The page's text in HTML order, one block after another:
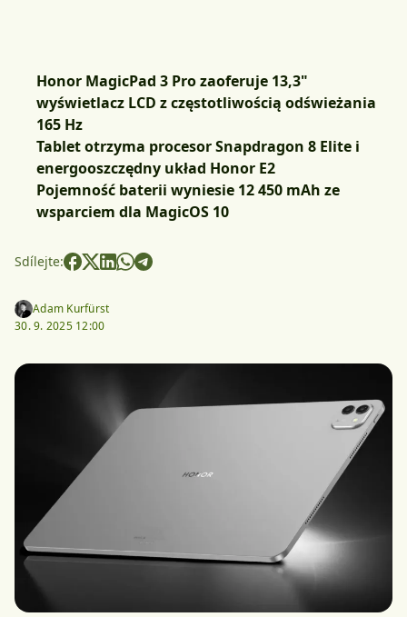
Honor MagicPad 3 Pro zaoferuje 13,3"
wyświetlacz LCD z częstotliwością odświeżania
165 Hz
Tablet otrzyma procesor Snapdragon 8 Elite i
energooszczędny układ Honor E2
Pojemność baterii wyniesie 12 450 mAh ze
wsparciem dla MagicOS 10
Sdílejte:
Adam Kurfürst
30. 9. 2025 12:00